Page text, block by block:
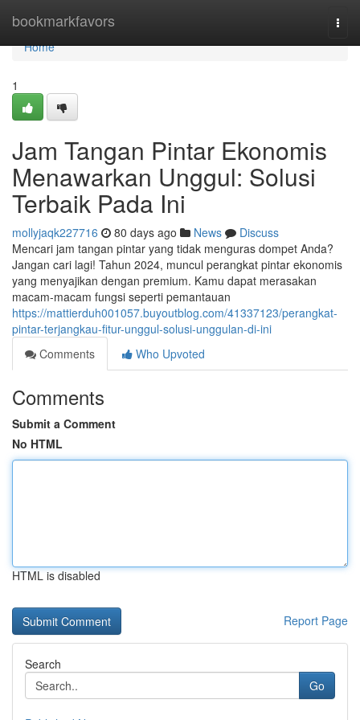
bookmarkfavors
Home
Home
1
Jam Tangan Pintar Ekonomis
Menawarkan Unggul: Solusi
Terbaik Pada Ini
mollyjaqk227716 80 days ago News
Discuss
Mencari jam tangan pintar yang tidak menguras dompet Anda?
Jangan cari lagi! Tahun 2024, muncul perangkat pintar ekonomis
yang menyajikan dengan premium. Kamu dapat merasakan
macam-macam fungsi seperti pemantauan
https://mattierduh001057.buyoutblog.com/41337123/perangkat-
pintar-terjangkau-fitur-unggul-solusi-unggulan-di-ini
Comments
Who Upvoted
Comments
Submit a Comment
No HTML
HTML is disabled
Report Page
Search
Go